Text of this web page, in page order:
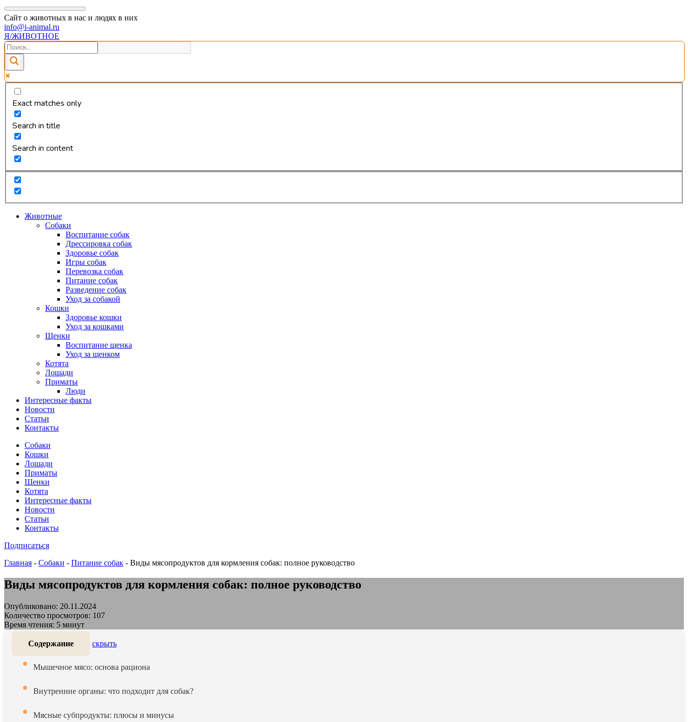
Сайт о животных в нас и людях в них
info@i-animal.ru
Я/ЖИВОТНОЕ
Exact matches only
Search in title
Search in content
Животные
Собаки
Воспитание собак
Дрессировка собак
Здоровье собак
Игры собак
Перевозка собак
Питание собак
Разведение собак
Уход за собакой
Кошки
Здоровье кошки
Уход за кошками
Щенки
Воспитание щенка
Уход за щенком
Котята
Лошади
Приматы
Люди
Интересные факты
Новости
Статьи
Контакты
Собаки
Кошки
Лошади
Приматы
Щенки
Котята
Интересные факты
Новости
Статьи
Контакты
Подписаться
Главная - Собаки - Питание собак - Виды мясопродуктов для кормления собак: полное руководство
Виды мясопродуктов для кормления собак: полное руководство
Опубликовано: 20.11.2024
Количество просмотров: 107
Время чтения: 5 минут
Содержание скрыть
Мышечное мясо: основа рациона
Внутренние органы: что подходит для собак?
Мясные субпродукты: плюсы и минусы